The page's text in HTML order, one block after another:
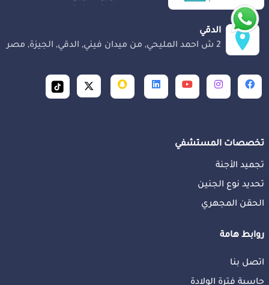
الدقي
2 ش احمد المليحي, من ميدان فيني, الدقي, الجيزة, مصر
تخصصات المستشفي
تجميد الأجنة
تحديد نوع الجنين
الحقن المجهري
روابط هامة
اتصل بنا
حاسبة فترة الولادة